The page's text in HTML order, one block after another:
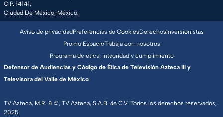
C.P. 14141,
Ciudad De México, México.
TV Azteca, M.R. & ©, TV Azteca, S.A.B. de C.V. Todos los derechos reservados,
2025.
Aviso de privacidadPreferencias de CookiesDerechosInversionistas
Promo EspacioTrabaja con nosotros
Programa de ética, integridad y cumplimiento
Defensor de Audiencias y Código de Ética de Televisión Azteca III y
Televisora del Valle de México